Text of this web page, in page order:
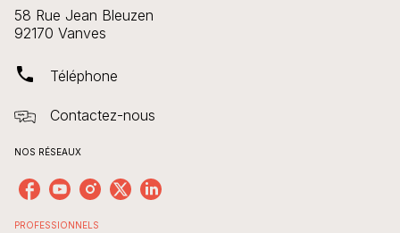
58 Rue Jean Bleuzen
92170 Vanves
phone Téléphone
Contactez-nous
NOS RÉSEAUX
PROFESSIONNELS